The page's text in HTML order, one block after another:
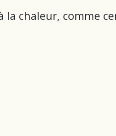
la chaleur, comme